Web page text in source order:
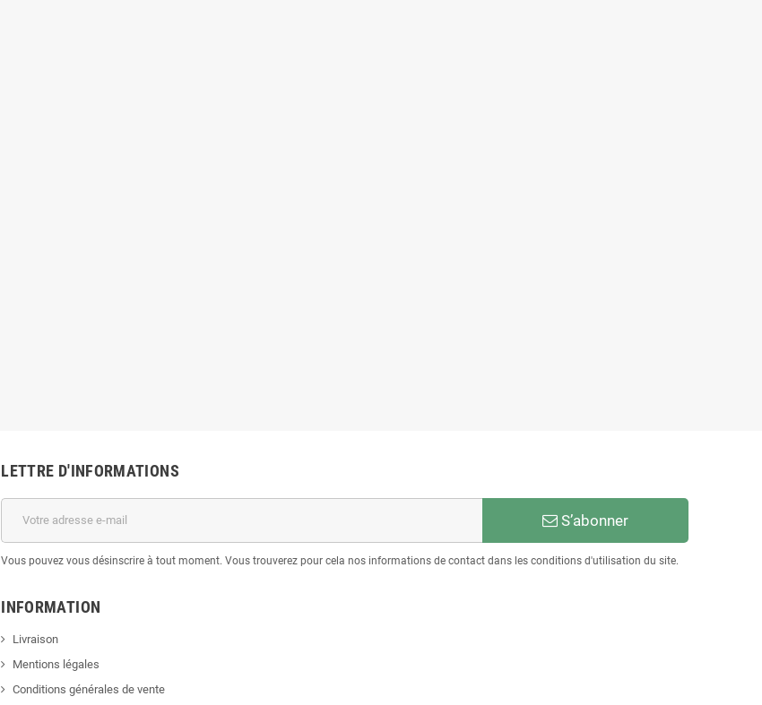
LETTRE D'INFORMATIONS
S’abonner
Vous pouvez vous désinscrire à tout moment. Vous trouverez pour cela nos informations de contact dans les conditions d'utilisation du site.
INFORMATION
Livraison
Mentions légales
Conditions générales de vente